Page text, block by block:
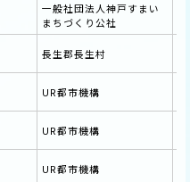
一般社団法人神戸すまい
まちづくり公社
長生郡長生村
UR都市機構
UR都市機構
UR都市機構